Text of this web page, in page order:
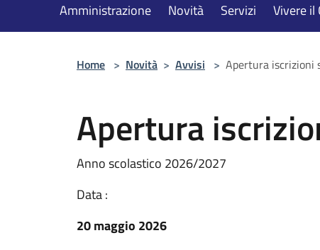
Amministrazione Novità Servizi Vivere il
Home > Novità > Avvisi > Apertura iscrizioni
Apertura
Anno scolastico 2026/2027
Data :
20 maggio 2026